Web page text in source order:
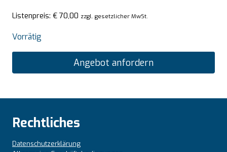
Listenpreis: € 70,00 zzgl. gesetzlicher MwSt.
Vorrätig
Angebot anfordern
Rechtliches
Datenschutzerklärung